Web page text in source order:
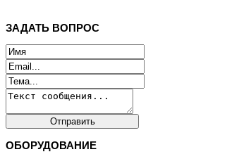
ЗАДАТЬ ВОПРОС
ОБОРУДОВАНИЕ